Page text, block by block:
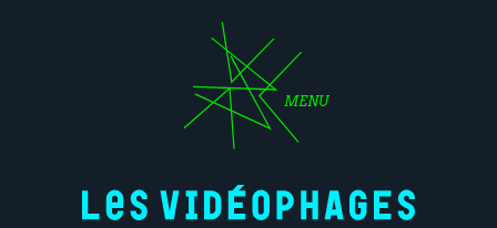
MENU